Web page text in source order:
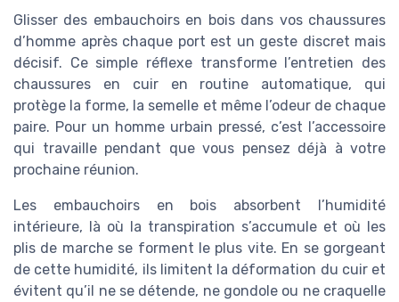
Glisser des embauchoirs en bois dans vos chaussures
d’homme après chaque port est un geste discret mais
décisif. Ce simple réflexe transforme l’entretien des
chaussures en cuir en routine automatique, qui
protège la forme, la semelle et même l’odeur de chaque
paire. Pour un homme urbain pressé, c’est l’accessoire
qui travaille pendant que vous pensez déjà à votre
prochaine réunion.
Les embauchoirs en bois absorbent l’humidité
intérieure, là où la transpiration s’accumule et où les
plis de marche se forment le plus vite. En se gorgeant
de cette humidité, ils limitent la déformation du cuir et
évitent qu’il ne se détende, ne gondole ou ne craquelle